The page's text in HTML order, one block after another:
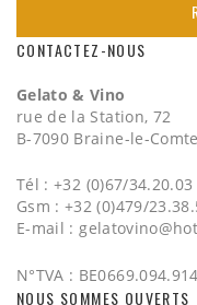
CONTACTEZ-NOUS
Gelato & Vino
rue de la Station, 72
B-7090 Braine-le-Comte
Tél : +32 (0)67/34.20.03
Gsm : +32 (0)479/
E-mail :
N°TVA : BE0669.094.914
NOUS SOMMES OUVERTS